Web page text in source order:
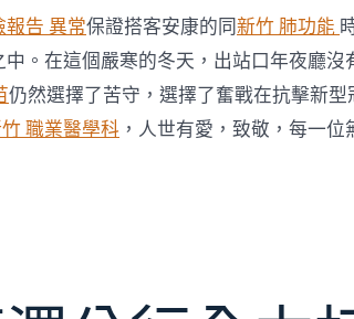
報告 異常保證搭客安康的同新竹 肺功能
。在這個嚴寒的冬天，出站口年夜廳沒
仍然選擇了苦守，選擇了奮戰在抗擊新型
職業醫學科 ，人世有愛，致敬，每一位